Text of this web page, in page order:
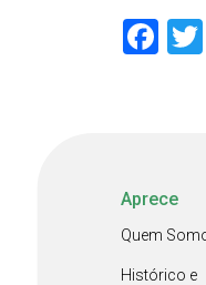
Aprece
Quem
Histórico e